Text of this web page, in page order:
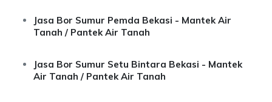
Jasa Bor Sumur Pemda Bekasi - Mantek Air
Tanah / Pantek Air Tanah
Jasa Bor Sumur Setu Bintara Bekasi - Mantek
Air Tanah / Pantek Air Tanah